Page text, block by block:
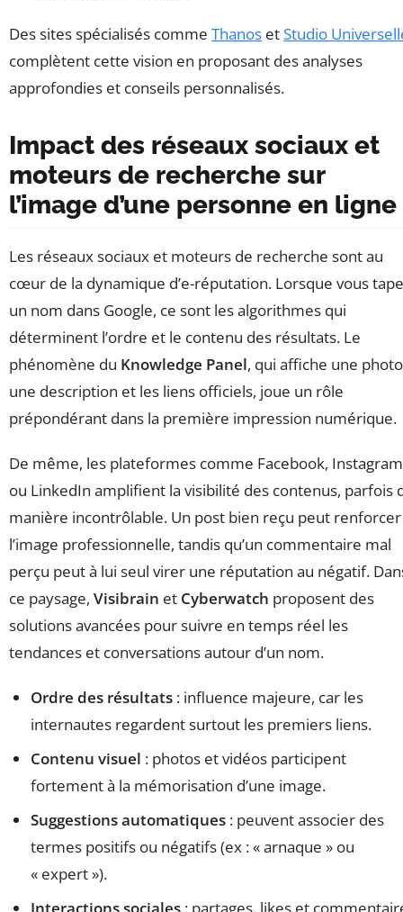
Des sites spécialisés comme Thanos etStudio
complètent cette vision en proposant des analyses
approfondies et conseils personnalisés.
Impact des réseaux sociaux et
moteurs de recherche sur
l’image d’une personne en ligne
Les réseaux sociaux et moteurs de recherche sont au
cœur de la dynamique d’e-réputation. Lorsque vous
un nom dans Google, ce sont les algorithmes qui
déterminent l’ordre et le contenu des résultats. Le
phénomène du Knowledge Panel, qui affiche une
une description et les liens officiels, joue un rôle
prépondérant dans la première impression numérique.
De même, les plateformes comme Facebook,
ou LinkedIn amplifient la visibilité des contenus, parfois
manière incontrôlable. Un post bien reçu peut renforcer
l’image professionnelle, tandis qu’un commentaire mal
perçu peut à lui seul virer une réputation au négatif.
ce paysage, Visibrain et Cyberwatch proposent des
solutions avancées pour suivre en temps réel les
tendances et conversations autour d’un nom.
Ordre des résultats : influence majeure, car les
internautes regardent surtout les premiers liens.
Contenu visuel : photos et vidéos participent
fortement à la mémorisation d’une image.
Suggestions automatiques : peuvent associer des
termes positifs ou négatifs (ex : « arnaque » ou
« expert »).
Interactions sociales : partages, likes et